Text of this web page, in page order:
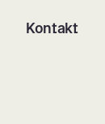
Kontakt